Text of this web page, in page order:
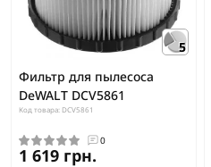
5
Фильтр для пылесоса
DeWALT DCV5861
Код товара: DCV5861
0
1 619 грн.